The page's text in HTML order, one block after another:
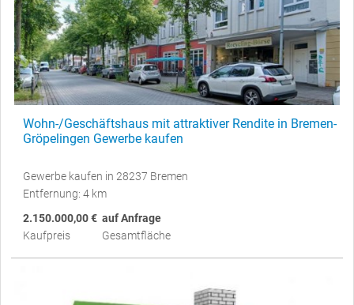
Wohn-/Geschäftshaus mit attraktiver Rendite in Bremen-
Gröpelingen Gewerbe kaufen
Gewerbe kaufen in 28237 Bremen
Entfernung: 4 km
2.150.000,00 €
Kaufpreis
auf Anfrage
Gesamtfläche